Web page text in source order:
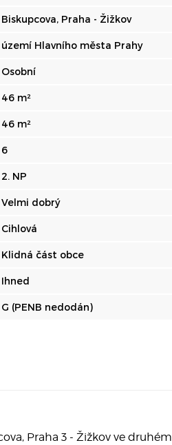
Biskupcova, Praha - Žižkov
území Hlavního města Prahy
Osobní
46 m²
46 m²
6
2. NP
Velmi dobrý
Cihlová
Klidná část obce
Ihned
G (PENB nedodán)
Praha 3 - Žižkov ve druhém